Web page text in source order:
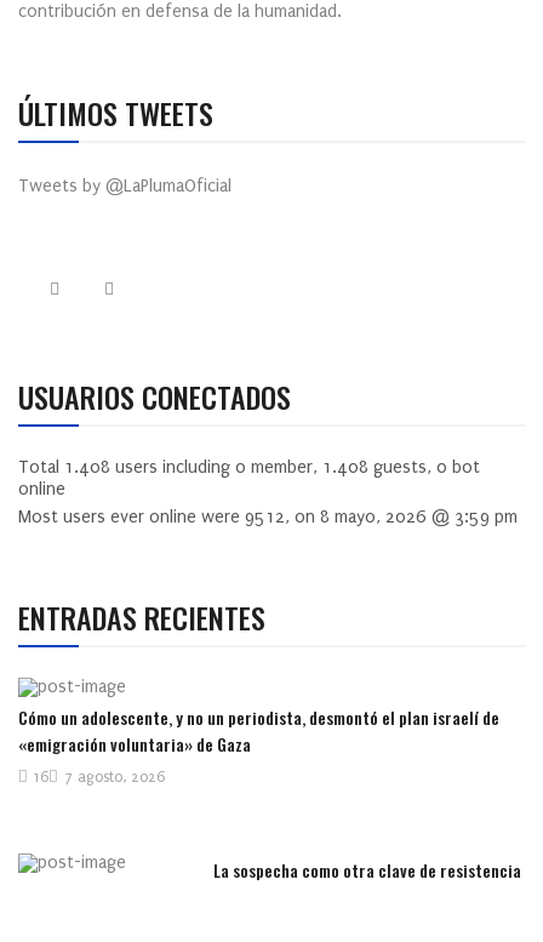
contribución en defensa de la humanidad.
ÚLTIMOS TWEETS
Tweets by @LaPlumaOficial
USUARIOS CONECTADOS
Total 1.408 users including 0 member, 1.408 guests, 0 bot
online
Most users ever online were 9512, on 8 mayo, 2026 @ 3:59 pm
ENTRADAS RECIENTES
Cómo un adolescente, y no un periodista, desmontó el plan israelí de
«emigración voluntaria» de Gaza
7 agosto, 2026
16
La sospecha como otra clave de resistencia